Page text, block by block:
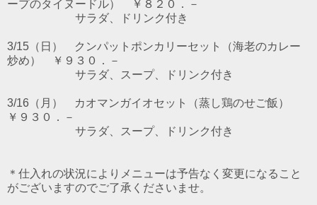
ープのタイヌードル） ￥８２０．－
サラダ、ドリンク付き
3/15（日） クンパットポンカリーセット（海老のカレー
炒め） ￥９３０．－
サラダ、スープ、ドリンク付き
3/16（月） カオマンガイオセット（蒸し鶏のせご飯）
￥９３０．－
サラダ、スープ、ドリンク付き
＊仕入れの状況によりメニューは予告なく変更になること
がございますのでご了承くださいませ。